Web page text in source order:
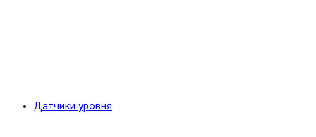
Датчики уровня